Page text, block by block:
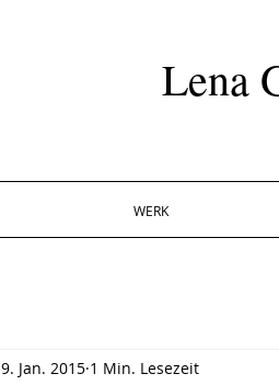
Lena
WERK
9. Jan. 2015 1 Min. Lesezeit